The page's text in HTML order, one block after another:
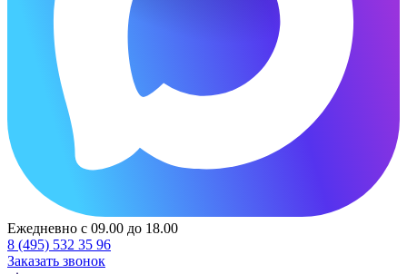
Ежедневно с 09.00 до 18.00
8 (495) 532 35 96
Заказать звонок